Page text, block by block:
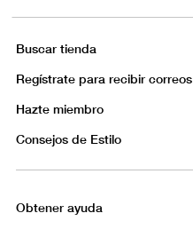
Buscar tienda
Regístrate para recibir correos
Hazte miembro
Consejos de Estilo
Obtener ayuda